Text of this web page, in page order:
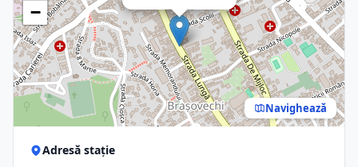
−
Navighează
Adresă stație